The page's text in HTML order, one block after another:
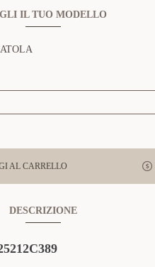
IL TUO MODELLO
AL CARRELLO
DESCRIZIONE